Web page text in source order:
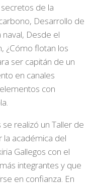
de la
Desarrollo de
Desde el
¿Cómo flotan los
ser capitán de un
en canales
con
realizó un Taller de
la académica del
Gallegos con el
integrantes y que
en confianza. En